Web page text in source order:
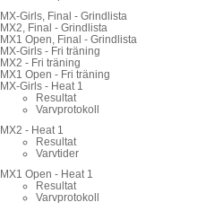
MX-Girls, Final - Grindlista
MX2, Final - Grindlista
MX1 Open, Final - Grindlista
MX-Girls - Fri träning
MX2 - Fri träning
MX1 Open - Fri träning
MX-Girls - Heat 1
Resultat
Varvprotokoll
MX2 - Heat 1
Resultat
Varvtider
MX1 Open - Heat 1
Resultat
Varvprotokoll